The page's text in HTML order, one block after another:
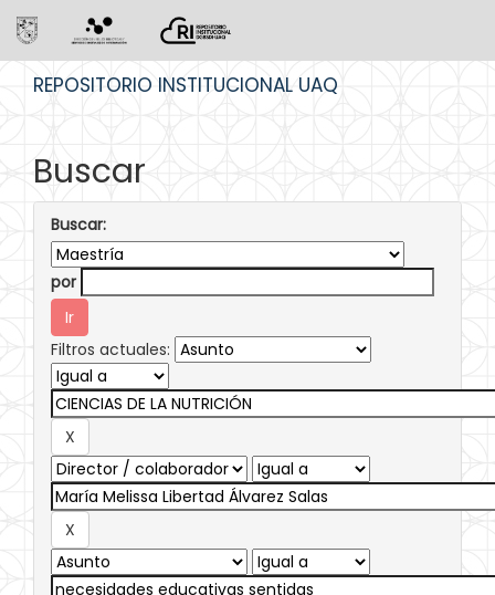
REPOSITORIO INSTITUCIONAL UAQ
Buscar
Buscar:
por
Filtros actuales: